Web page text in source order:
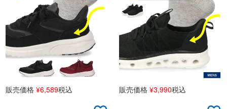
販売価格 ¥6,589税込 販売価格 ¥3,990税込